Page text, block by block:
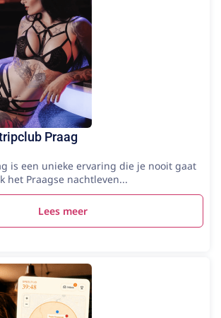
Praag
is een unieke ervaring die je nooit gaat
het Praagse nachtleven...
Lees meer